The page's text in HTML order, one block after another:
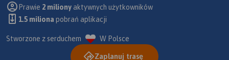
Prawie 2 miliony aktywnych użytkowników
1.5 miliona pobrań aplikacji
Stworzone z serduchem W Polsce
Zaplanuj trasę